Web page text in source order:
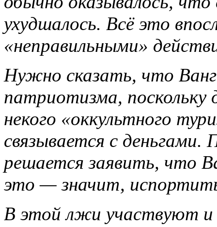
ухудшалось. Всё это
«неправильными»
Нужно сказать, что
патриотизма, поскольку
некого «оккультного
связывается с
решается заявить, что
это — значит,
В этой лжи участвуют и